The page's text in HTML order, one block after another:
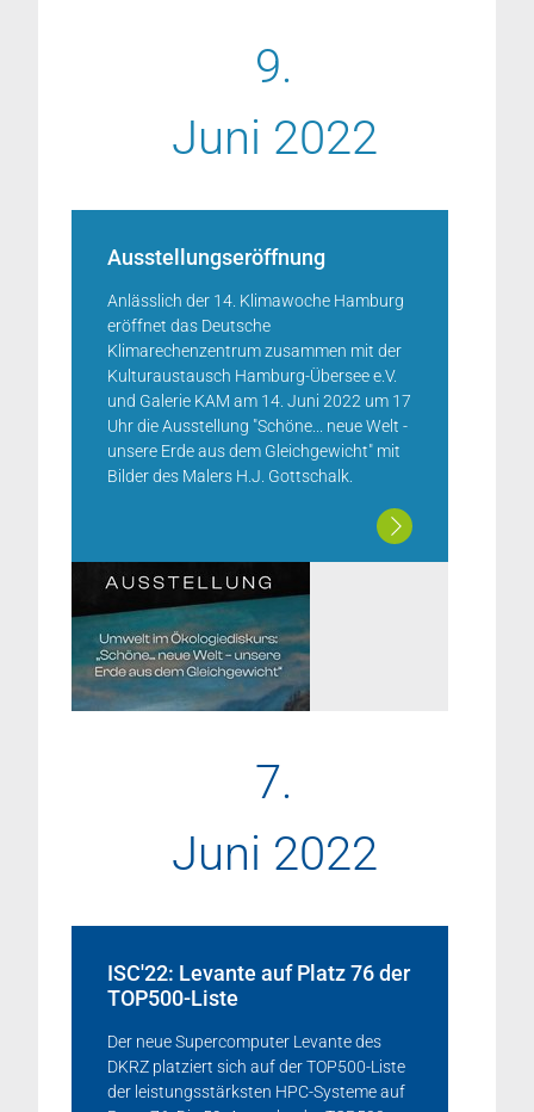
9.
Juni 2022
Ausstellungseröffnung
Anlässlich der 14. Klimawoche Hamburg
eröffnet das Deutsche
Klimarechenzentrum zusammen mit der
Kulturaustausch Hamburg-Übersee e.V.
und Galerie KAM am 14. Juni 2022 um 17
Uhr die Ausstellung "Schöne... neue Welt -
unsere Erde aus dem Gleichgewicht" mit
Bilder des Malers H.J. Gottschalk.
7.
Juni 2022
ISC'22: Levante auf Platz 76 der
TOP500-Liste
Der neue Supercomputer Levante des
DKRZ platziert sich auf der TOP500-Liste
der leistungsstärksten HPC-Systeme auf